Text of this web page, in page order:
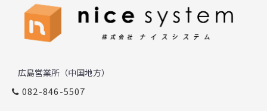
広島営業所（中国地方）
082-846-5507